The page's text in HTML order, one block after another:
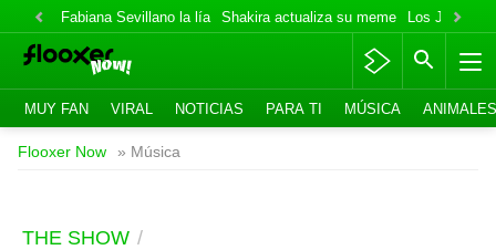
Fabiana Sevillano la lía Shakira actualiza su meme Los Jonas
MUY FAN VIRAL NOTICIAS PARA TI MÚSICA ANIMALES
Flooxer Now » Música
THE SHOW